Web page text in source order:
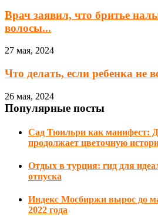
Врач заявил, что бритье
волосы...
27 мая, 2024
Что делать, если ребенка не
26 мая, 2024
Популярные посты
Сад Тюильри как манифест:
продолжает цветочную
Отдых в турция: гид для
отпуска
Индекс Мосбиржи вырос до
2022 года